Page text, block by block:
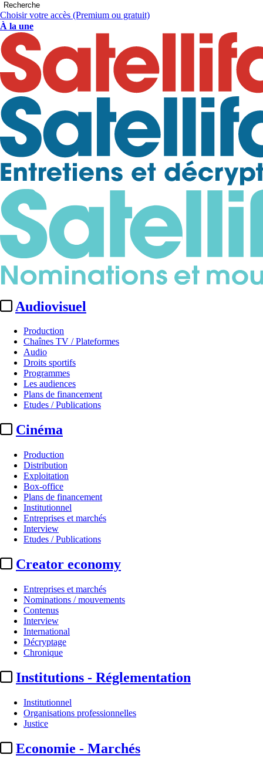
Recherche
Choisir votre accès (Premium ou gratuit)
À la une
Audiovisuel
Production
Chaînes TV / Plateformes
Audio
Droits sportifs
Programmes
Les audiences
Plans de financement
Etudes / Publications
Cinéma
Production
Distribution
Exploitation
Box-office
Plans de financement
Institutionnel
Entreprises et marchés
Interview
Etudes / Publications
Creator economy
Entreprises et marchés
Nominations / mouvements
Contenus
Interview
International
Décryptage
Chronique
Institutions - Réglementation
Institutionnel
Organisations professionnelles
Justice
Economie - Marchés
Distribution
Cannes 2026 :
Par
Julie Souvestre